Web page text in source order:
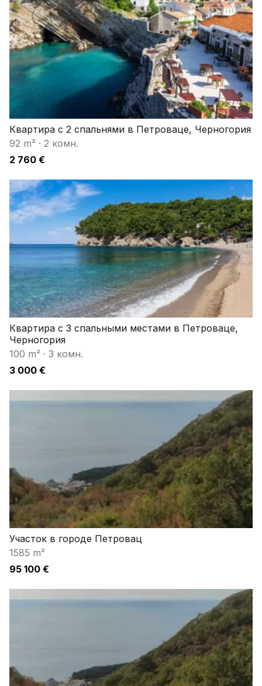
Квартира с 2 спальнями в Петроваце, Черногория
92 m² · 2 комн.
2 760 €
Квартира с 3 спальными местами в Петроваце,
Черногория
100 m² · 3 комн.
3 000 €
Участок в городе Петровац
1585 m²
95 100 €